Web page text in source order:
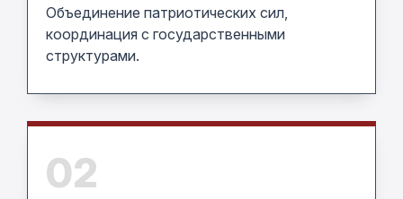
Объединение патриотических сил,
координация с государственными
структурами.
02